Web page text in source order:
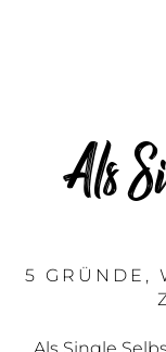
Als
5 GRÜNDE,